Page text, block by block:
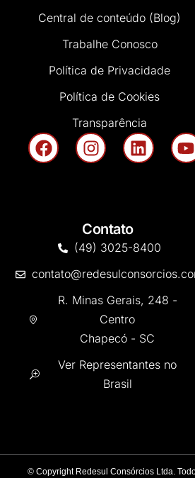
Central de conteúdo (Blog)
Trabalhe Conosco
Política de Privacidade
Política de Cookies
Transparência
Contato
(49) 3025-8400
R. Minas Gerais, 248 -
Centro
Chapecó - SC
Ver Representantes no
Brasil
© Copyright Redesul Consórcios Ltda.